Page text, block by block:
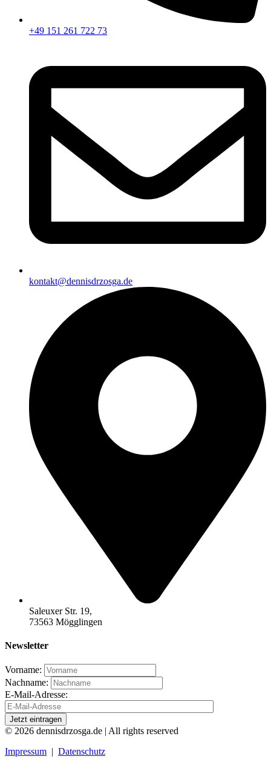
+49 151 261 722 73
kontakt@dennisdrzosga.de
Saleuxer Str. 19,
73563 Mögglingen
Newsletter
Vorname:
Nachname:
E-Mail-Adresse:
© 2026 dennisdrzosga.de | All rights reserved
Impressum | Datenschutz